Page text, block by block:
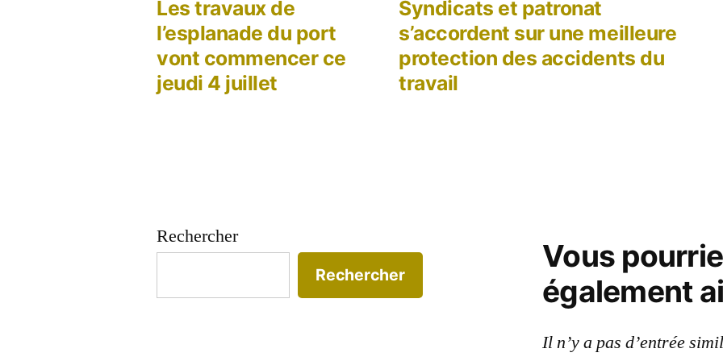
Navigation
précédent :
Les travaux de
l’esplanade du port
vont commencer ce
jeudi 4 juillet
suivant :
Syndicats et patronat
s’accordent sur une meilleure
protection des accidents du
travail
Rechercher
Rechercher
Vous
également
Il n’y a pas d’entrée